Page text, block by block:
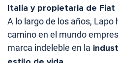
Italia y propietaria de
A lo largo de los años, Lapo
camino en el mundo
marca indeleble en la